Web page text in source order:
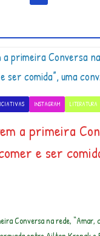
INSTAGRAM LITERATURA
a primeira
e ser
Conversa na rede, “Amar,